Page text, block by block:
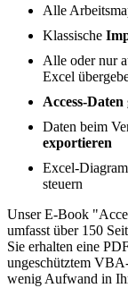
Alle
Klassische
Alle oder nur
Excel
Access-
Daten beim
exportieren
Excel-
steuern
Unser E-Book
umfasst über 150
Sie erhalten eine
ungeschütztem
wenig Aufwand in